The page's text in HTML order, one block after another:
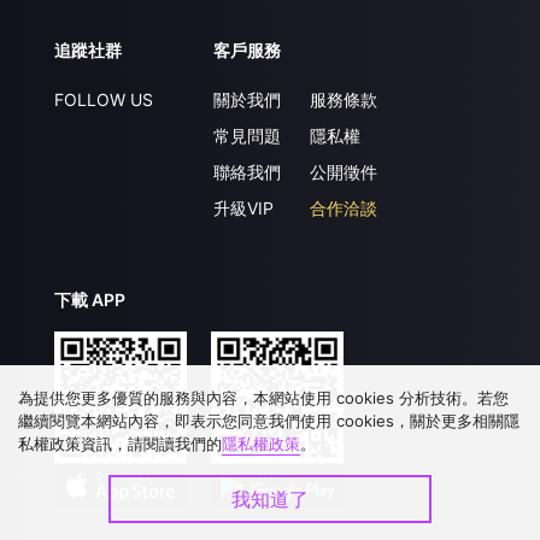
追蹤社群
FOLLOW US
客戶服務
關於我們
常見問題
聯絡我們
升級VIP
服務條款
隱私權
公開徵件
合作洽談
下載 APP
為提供您更多優質的服務與內容，本網站使用 cookies 分析技術。若您
繼續閱覽本網站內容，即表示您同意我們使用 cookies，關於更多相關隱
私權政策資訊，請閱讀我們的隱私權政策。
我知道了